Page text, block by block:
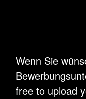
Wenn Sie
free to upload